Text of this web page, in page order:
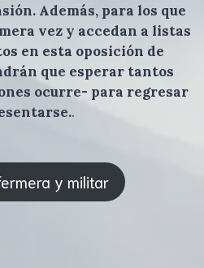
Además, para los que
vez y accedan a listas
en esta oposición de
que esperar tantos
ocurre- para regresar
.
y militar